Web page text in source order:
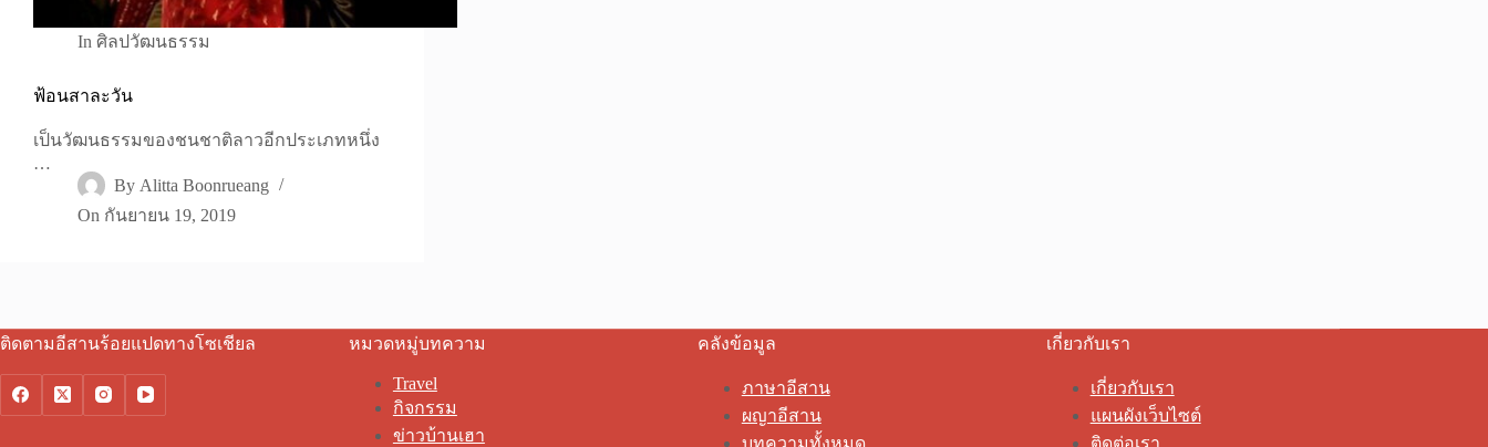
In ศิลปวัฒนธรรม
ฟ้อนสาละวัน
เป็นวัฒนธรรมของชนชาติลาวอีกประเภทหนึ่ง
…
By Alitta Boonrueang
On กันยายน 19, 2019
ติดตามอีสานร้อยแปดทางโซเชียล หมวดหมู่บทความ
Travel
กิจกรรม
ข่าวบ้านเฮา
คลังข้อมูล
ภาษาอีสาน
ผญาอีสาน
เกี่ยวกับเรา
เกี่ยวกับเรา
แผนผังเว็บไซต์